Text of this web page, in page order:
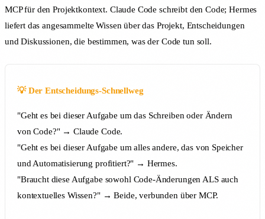
MCP für den Projektkontext. Claude Code schreibt den Code; Hermes
liefert das angesammelte Wissen über das Projekt, Entscheidungen
und Diskussionen, die bestimmen, was der Code tun soll.
💡 Der Entscheidungs-Schnellweg
"Geht es bei dieser Aufgabe um das Schreiben oder Ändern
von Code?" → Claude Code.
"Geht es bei dieser Aufgabe um alles andere, das von Speicher
und Automatisierung profitiert?" → Hermes.
"Braucht diese Aufgabe sowohl Code-Änderungen ALS auch
kontextuelles Wissen?" → Beide, verbunden über MCP.